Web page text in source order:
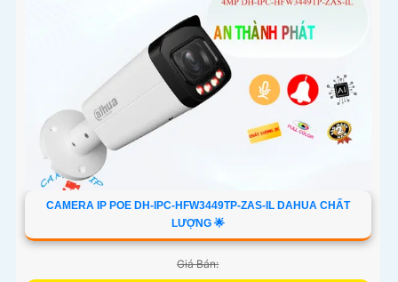
CAMERA IP POE DH-IPC-HFW3449TP-ZAS-IL DAHUA CHẤT
LƯỢNG 🌟
Giá Bán: